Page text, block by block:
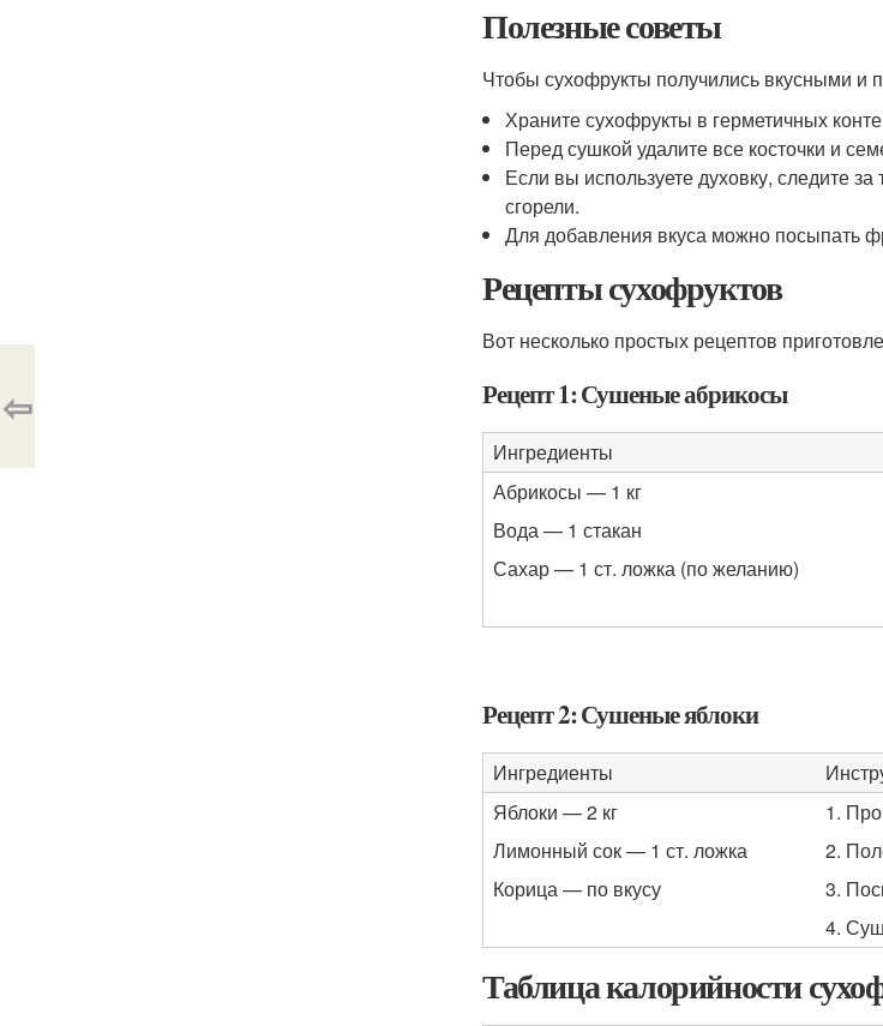
Полезные советы
Чтобы сухофрукты получились вкусными и
Храните сухофрукты в герметичных
Перед сушкой удалите все косточки и
Если вы используете духовку, следите
сгорели.
Для добавления вкуса можно посыпать
Рецепты сухофруктов
Вот несколько простых рецептов
Рецепт 1: Сушеные абрикосы
Ингредиенты
Абрикосы — 1 кг
Вода — 1 стакан
Сахар — 1 ст. ложка (по желанию)
Рецепт 2: Сушеные яблоки
Ингредиенты
Яблоки — 2 кг
1.
Лимонный сок — 1 ст. ложка
2.
Корица — по вкусу
3.
4.
Таблица калорийности
⇦